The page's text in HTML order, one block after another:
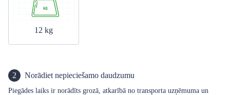
12 kg
2 Norādiet nepieciešamo daudzumu
Piegādes laiks ir norādīts grozā, atkarībā no transporta uzņēmuma un